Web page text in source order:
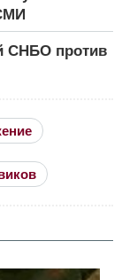
СНБО против